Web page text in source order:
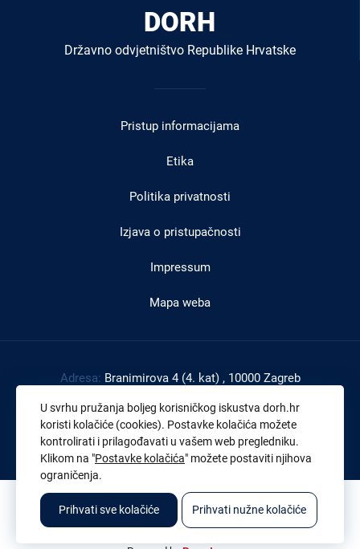
DORH
Državno odvjetništvo Republike Hrvatske
Pristup informacijama
Etika
Politika privatnosti
Izjava o pristupačnosti
Impressum
Mapa weba
Adresa: Branimirova 4 (4. kat) , 10000 Zagreb
Tel: +385 1 4591 888
Faks:+385 1 4591 816
OIB:43539267895
© 2026. Sva prava pridržana. Državno odvjetništvo Republike Hrvatske
U svrhu pružanja boljeg korisničkog iskustva dorh.hr
koristi kolačiće (cookies). Postavke kolačića možete
kontrolirati i prilagođavati u vašem web pregledniku.
Klikom na "Postavke kolačića" možete postaviti njihova
ograničenja.
Prihvati sve kolačiće Prihvati nužne kolačiće